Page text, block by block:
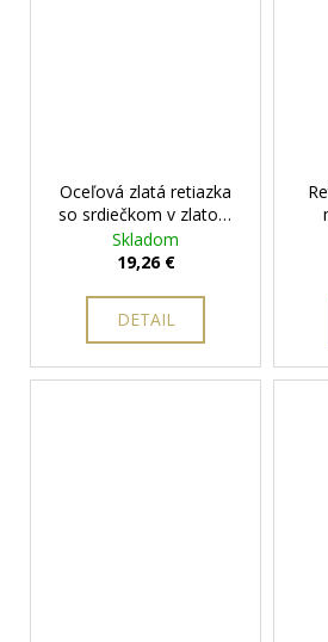
Oceľová zlatá retiazka
so srdiečkom v zlatom
prevedení - Danielle
darčeková krabička
Skladom
19,26 €
DETAIL